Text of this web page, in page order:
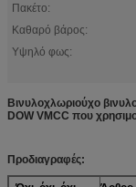
Πακέτο:
Καθαρό βάρος:
Υψηλό φως:
Βινυλοχλωριούχο
DOW VMCC που
Προδιαγραφές: